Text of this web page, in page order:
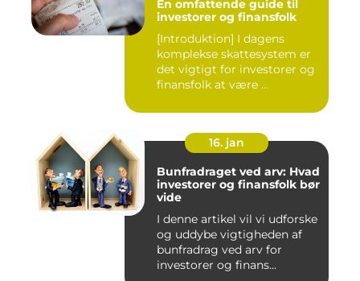
En omfattende guide til
investorer og finansfolk
[Introduktion] I dagens
komplekse skattesystem er
det vigtigt for investorer og
finansfolk at være ...
16. jan
Bunfradraget ved arv: Hvad
investorer og finansfolk bør
vide
I denne artikel vil vi udforske
og uddybe vigtigheden af
bunfradrag ved arv for
investorer og finans...